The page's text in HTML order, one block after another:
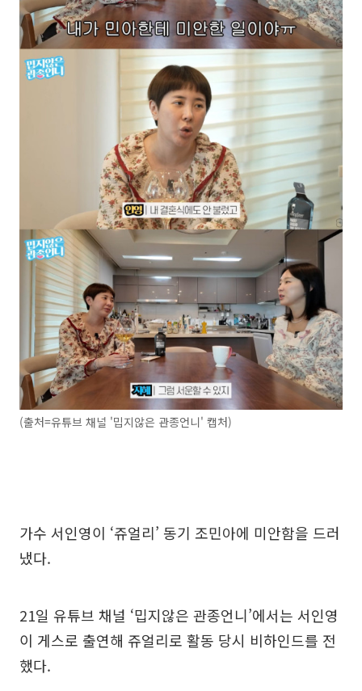
(출처=유튜브 채널 '밉지않은 관종언니' 캡처)
가수 서인영이 ‘쥬얼리’ 동기 조민아에 미안함을 드러
냈다.
21일 유튜브 채널 ‘밉지않은 관종언니’에서는 서인영
이 게스로 출연해 쥬얼리로 활동 당시 비하인드를 전
했다.